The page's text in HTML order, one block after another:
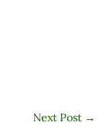
Next Post →